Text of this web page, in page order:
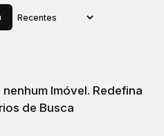
Imóvel. Redefina
de Busca